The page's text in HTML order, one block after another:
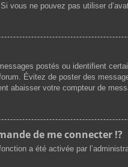
ne pouvez pas utiliser
postés ou identifient
Évitez de poster des
abaisser votre compteur de
de me connecter !?
a été activée par